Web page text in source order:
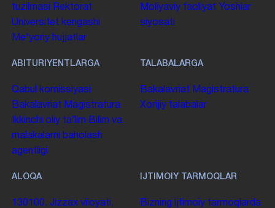
tuzilmasi
Rektorat
Universitet kengashi
Me'yoriy hujjatlar
Moliyaviy faoliyat Yoshlar
siyosati
ABITURIYENTLARGA
Qabul komissiyasi
Bakalavriat Magistratura
Ikkinchi oliy taʼlim Bilim va
malakalarni baholash
agentligi
TALABALARGA
Bakalavriat Magistratura
Xorijiy talabalar
ALOQA
130100. Jizzax viloyati,
IJTIMOIY TARMOQLAR
Bizning ijtimoiy tarmoqlarda